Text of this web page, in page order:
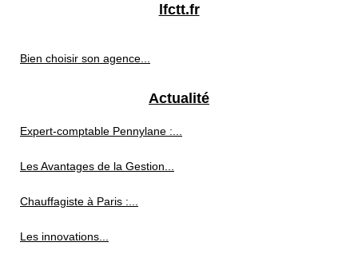
lfctt.fr
Bien choisir son agence...
Actualité
Expert-comptable Pennylane :...
Les Avantages de la Gestion...
Chauffagiste à Paris :...
Les innovations...